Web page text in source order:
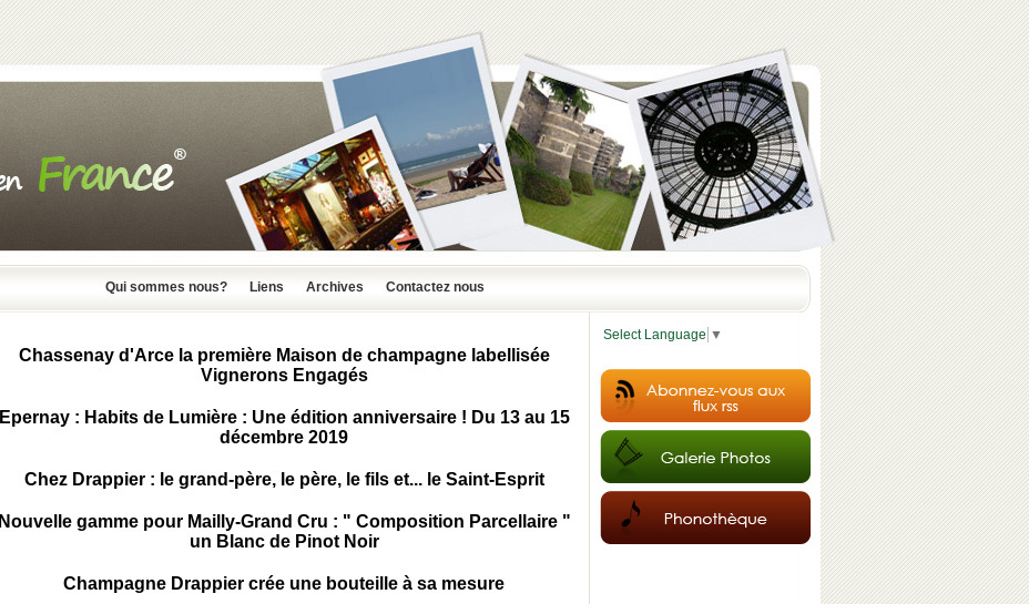
Qui sommes nous? Liens Archives Contactez nous
Chassenay d'Arce la première Maison de champagne labellisée
Vignerons Engagés
Epernay : Habits de Lumière : Une édition anniversaire ! Du 13 au 15
décembre 2019
Chez Drappier : le grand-père, le père, le fils et... le Saint-Esprit
Nouvelle gamme pour Mailly-Grand Cru : " Composition Parcellaire "
un Blanc de Pinot Noir
Champagne Drappier crée une bouteille à sa mesure
Select Language ▼